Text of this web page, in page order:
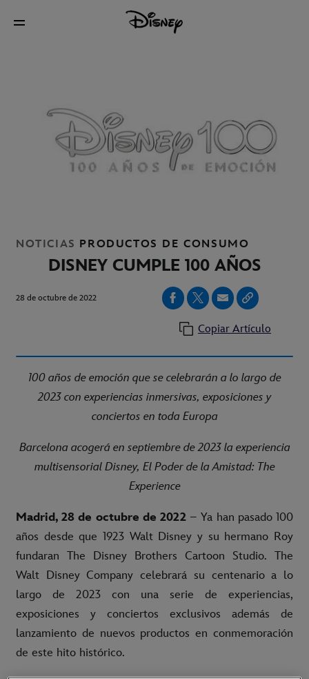
NOTICIAS PRODUCTOS DE CONSUMO
DISNEY CUMPLE 100 AÑOS
28 de octubre de 2022
Copiar Artículo
100 años de emoción que se celebrarán a lo largo de
2023 con experiencias inmersivas, exposiciones y
conciertos en toda Europa
Barcelona acogerá en septiembre de 2023 la experiencia
multisensorial Disney, El Poder de la Amistad: The
Experience
Madrid, 28 de octubre de 2022 – Ya han pasado 100
años desde que 1923 Walt Disney y su hermano Roy
fundaran The Disney Brothers Cartoon Studio. The
Walt Disney Company celebrará su centenario a lo
largo de 2023 con una serie de experiencias,
exposiciones y conciertos exclusivos además de
lanzamiento de nuevos productos en conmemoración
de este hito histórico.